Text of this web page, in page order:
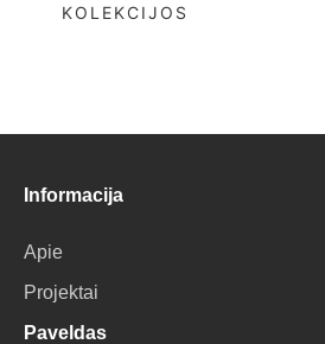
KOLEKCIJOS
Informacija
Apie
Projektai
Paveldas